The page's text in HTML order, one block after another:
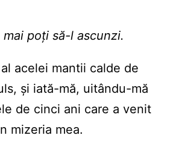
poți să-l ascunzi.
acelei mantii calde de
și iată-mă, uitându-mă
de cinci ani care a venit
mizeria mea.